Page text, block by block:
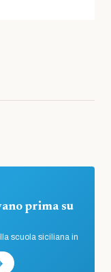
prima su
scuola siciliana in